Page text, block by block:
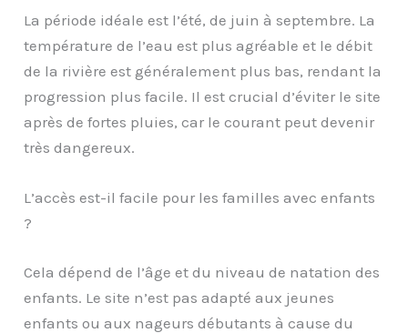
La période idéale est l’été, de juin à septembre. La
température de l’eau est plus agréable et le débit
de la rivière est généralement plus bas, rendant la
progression plus facile. Il est crucial d’éviter le site
après de fortes pluies, car le courant peut devenir
très dangereux.
L’accès est-il facile pour les familles avec enfants
?
Cela dépend de l’âge et du niveau de natation des
enfants. Le site n’est pas adapté aux jeunes
enfants ou aux nageurs débutants à cause du